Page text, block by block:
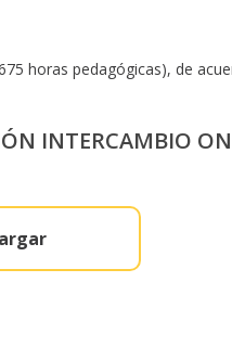
horas pedagógicas), de
INTERCAMBIO